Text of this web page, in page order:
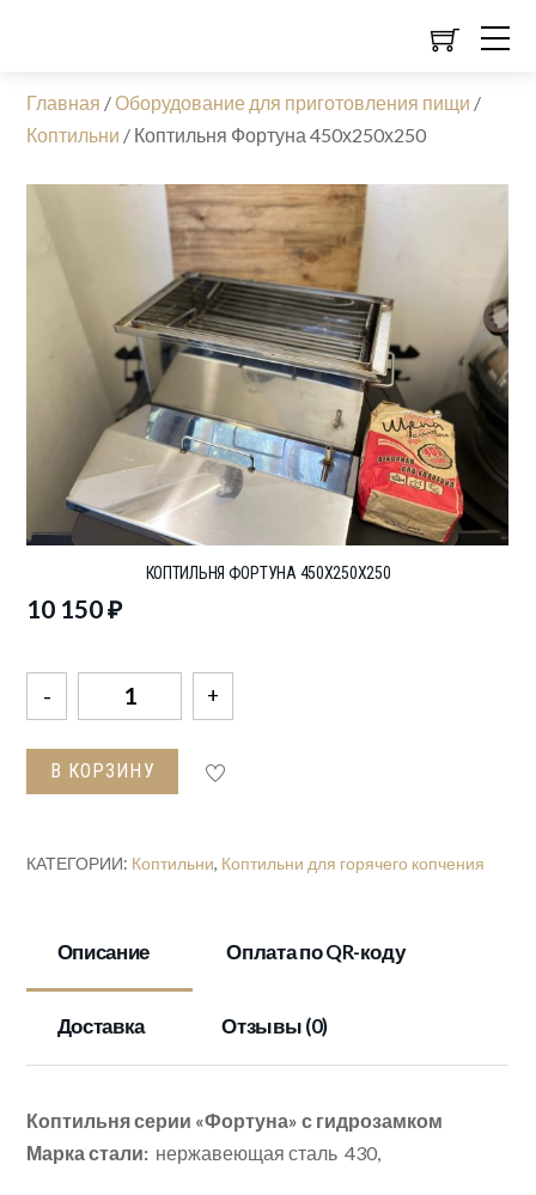
Главная /Оборудование для приготовления пищи /
Коптильни / Коптильня Фортуна 450х250х250
КОПТИЛЬНЯ ФОРТУНА 450Х250Х250
10 150₽
Количество
товара
Коптильня
Фортуна
В КОРЗИНУ
КАТЕГОРИИ: Коптильни, Коптильни для горячего копчения
Описание Оплата по QR-коду
Доставка Отзывы (0)
Коптильня серии «Фортуна» с гидрозамком
Марка стали: нержавеющая сталь 430,